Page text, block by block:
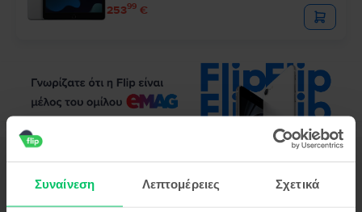
Συναίνεση Λεπτομέρειες Σχετικά
25399 €
Τάμπλετ Apple iPad Pro 5 12.9" (2021) 5th Gen Cellular, 2 TB, Space